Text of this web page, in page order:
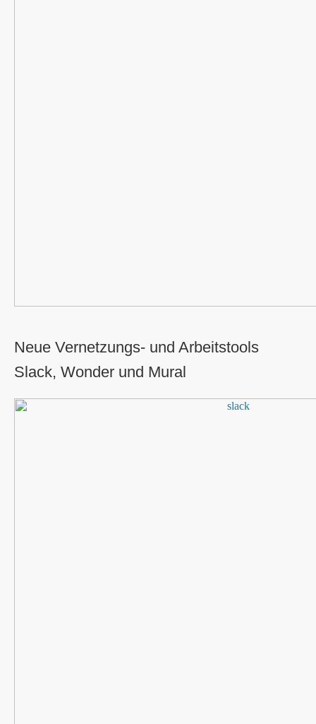
Neue Vernetzungs- und Arbeitstools
Slack, Wonder und Mural